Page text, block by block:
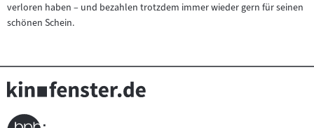
verloren haben – und bezahlen trotzdem immer wieder gern für seinen
schönen Schein.